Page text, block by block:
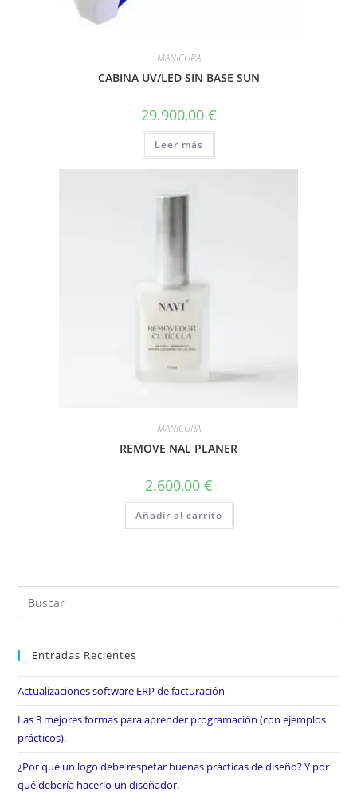
MANICURA
CABINA UV/LED SIN BASE SUN
29.900,00 €
Leer más
MANICURA
REMOVE NAL PLANER
2.600,00 €
Añadir al carrito
Entradas Recientes
Actualizaciones software ERP de facturación
Las 3 mejores formas para aprender programación (con ejemplos
prácticos).
¿Por qué un logo debe respetar buenas prácticas de diseño? Y por
qué debería hacerlo un diseñador.